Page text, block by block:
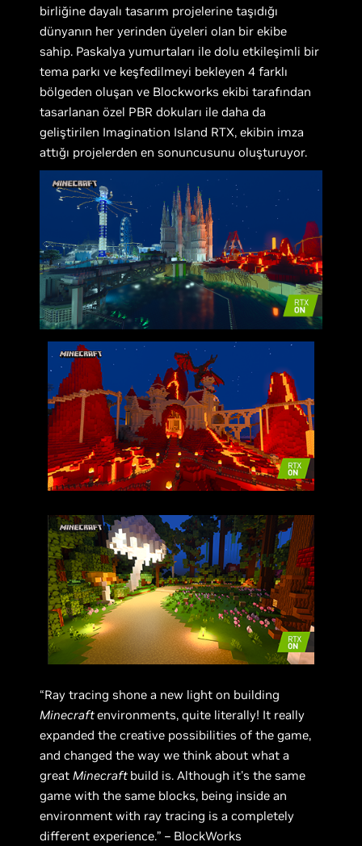
birliğine dayalı tasarım projelerine taşıdığı
dünyanın her yerinden üyeleri olan bir ekibe
sahip. Paskalya yumurtaları ile dolu etkileşimli bir
tema parkı ve keşfedilmeyi bekleyen 4 farklı
bölgeden oluşan ve Blockworks ekibi tarafından
tasarlanan özel PBR dokuları ile daha da
geliştirilen Imagination Island RTX, ekibin imza
attığı projelerden en sonuncusunu oluşturuyor.
“Ray tracing shone a new light on building
Minecraftenvironments, quite literally! It really
expanded the creative possibilities of the game,
and changed the way we think about what a
greatMinecraft build is. Although it's the same
game with the same blocks, being inside an
environment with ray tracing is a completely
different experience.” – BlockWorks